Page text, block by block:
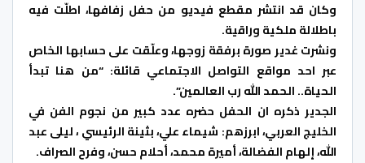
وكان قد انتشر مقطع فيديو من ​حفل زفاف​ها، اطلّت فيه
باطلالة ملكية وراقية.
ونشرت غدير صورة برفقة زوجها، وعلّقت على حسابها الخاص
عبر احد مواقع التواصل الاجتماعي قائلة: “من هنا تبدأ
الحياة.. الحمد الله رب العالمين”.
الجدير ذكره ان الحفل حضره عدد كبير من نجوم الفن في
الخليج العربي، ابرزهم: ​شيماء علي​، ​بثينة الرئيسي​ ، ليلى عبد
الله، إلهام الفضالة، أميرة محمد، أحلام حسن، و​فرح الصراف​.